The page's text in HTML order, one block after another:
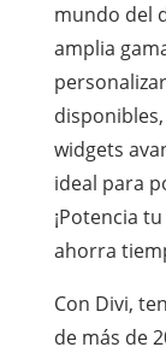
mundo del
amplia
widgets
ideal para
¡Potencia
ahorra
Con Divi,
de más de